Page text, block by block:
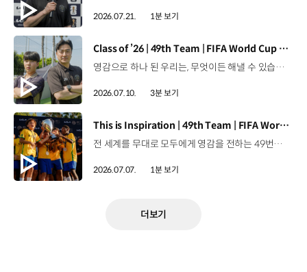
2026.07.21. 1분 보기
[동영상]
Class of ’26 | 49th Team | FIFA World Cup 2026™
영감으로 하나 된 우리는, 무엇이든 해낼 수 있습니다.세계 곳곳에서 모인 2026년의 주인공들이 FIFA 월드컵™ 오피셜 매치볼 캐리어로 꿈의 무대에 섰습니다. 자세히 보기 ▶ #Kia #InspirationConnectsUsAll #49thTeam #OMBC #FIFAWorldCup2026 유튜브 쇼츠 보기 >
2026.07.10. 3분 보기
[동영상]
This is Inspiration | 49th Team | FIFA World Cup 2026™
전 세계를 무대로 모두에게 영감을 전하는 49번째 팀.FIFA 월드컵 2026™을 향한 여정 속, 이제 사람들의 시선은 이 어린 스타들에게 향합니다. 자세히 보기 ▶ #Kia #InspirationConnectsUsAll #49thTeam #OMBC #FIFAWorldCup2026 유튜브 쇼츠 보기 >
2026.07.07. 1분 보기
더보기